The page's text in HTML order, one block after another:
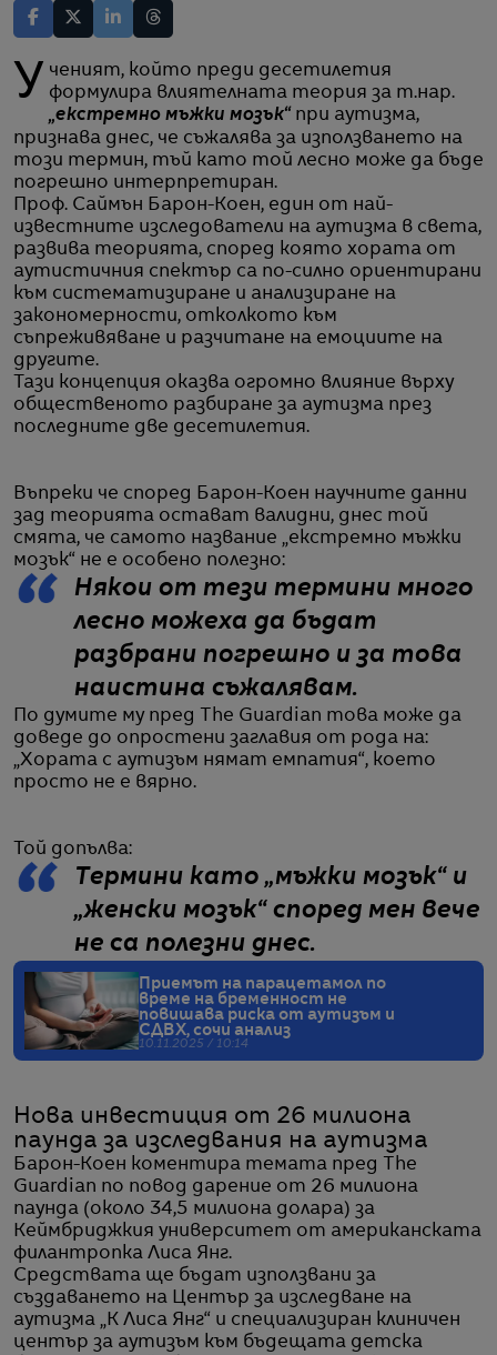
Ученият, който преди десетилетия формулира влиятелната теория за т.нар.
„екстремно мъжки мозък“ при аутизма,
признава днес, че съжалява за използването на
този термин, тъй като той лесно може да бъде
погрешно интерпретиран.
Проф. Саймън Барон-Коен, един от най-
известните изследователи на аутизма в света,
развива теорията, според която хората от
аутистичния спектър са по-силно ориентирани
към систематизиране и анализиране на
закономерности, отколкото към
съпреживяване и разчитане на емоциите на
другите.
Тази концепция оказва огромно влияние върху
общественото разбиране за аутизма през
последните две десетилетия.
Въпреки че според Барон-Коен научните данни
зад теорията остават валидни, днес той
смята, че самото название „екстремно мъжки
мозък“ не е особено полезно:
Някои от тези термини много
лесно можеха да бъдат
разбрани погрешно и за това
наистина съжалявам.
По думите му пред The Guardian това може да
доведе до опростени заглавия от рода на:
„Хората с аутизъм нямат емпатия“, което
просто не е вярно.
Той допълва:
Термини като „мъжки мозък“ и
„женски мозък“ според мен вече
не са полезни днес.
Приемът на парацетамол по
време на бременност не
повишава риска от аутизъм и
СДВХ, сочи анализ
10.11.2025 / 10:14
Нова инвестиция от 26 милиона
паунда за изследвания на аутизма
Барон-Коен коментира темата пред The
Guardian по повод дарение от 26 милиона
паунда (около 34,5 милиона долара) за
Кеймбриджкия университет от американската
филантропка Лиса Янг.
Средствата ще бъдат използвани за
създаването на Център за изследване на
аутизма „К Лиса Янг“ и специализиран клиничен
център за аутизъм към бъдещата детска